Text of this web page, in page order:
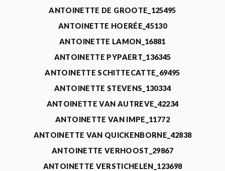
ANTOINETTE DE GROOTE_125495
ANTOINETTE HOERÉE_45130
ANTOINETTE LAMON_16881
ANTOINETTE PYPAERT_136345
ANTOINETTE SCHITTECATTE_69495
ANTOINETTE STEVENS_130334
ANTOINETTE VAN AUTREVE_42234
ANTOINETTE VAN IMPE_11772
ANTOINETTE VAN QUICKENBORNE_42838
ANTOINETTE VERHOOST_29867
ANTOINETTE VERSTICHELEN_123698